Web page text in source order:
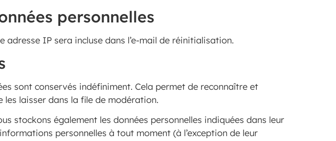
personnelles
IP sera incluse dans l’e-mail de réinitialisation.
sont conservés indéfiniment. Cela permet de reconnaître et
laisser dans la file de modération.
stockons également les données personnelles indiquées dans leur
personnelles à tout moment (à l’exception de leur